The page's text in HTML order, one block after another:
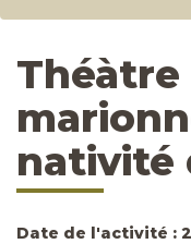
Théàtre
nativité
Date de l'activité :